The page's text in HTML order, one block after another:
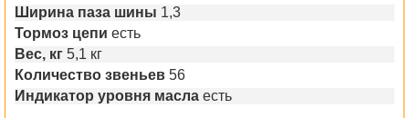
Ширина паза шины 1,3
Тормоз цепи есть
Вес, кг 5,1 кг
Количество звеньев 56
Индикатор уровня масла есть